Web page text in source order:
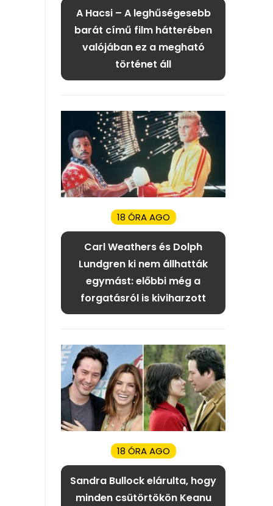
A Hacsi – A leghűségesebb
barát című film hátterében
valójában ez a megható
történet áll
18 ÓRA AGO
Carl Weathers és Dolph
Lundgren ki nem állhatták
egymást: előbbi még a
forgatásról is kiviharzott
18 ÓRA AGO
Sandra Bullock elárulta, hogy
minden csütörtökön Keanu